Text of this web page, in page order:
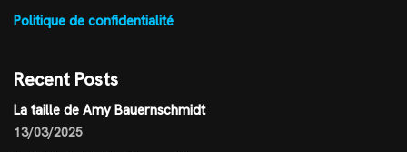
Politique de confidentialité
Recent Posts
La taille de Amy Bauernschmidt
13/03/2025